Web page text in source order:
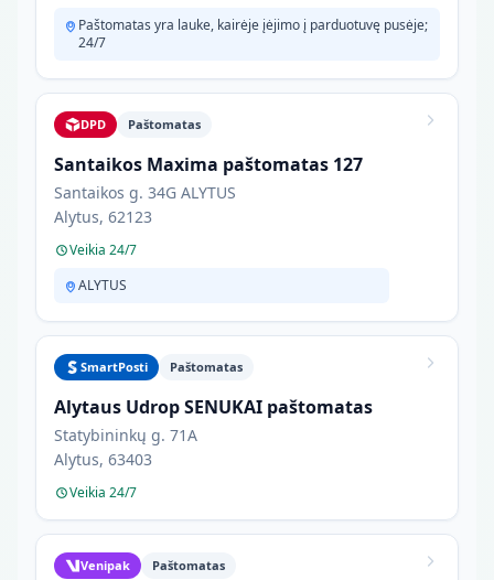
Paštomatas yra lauke, kairėje įėjimo į parduotuvę pusėje;
24/7
DPD Paštomatas
Santaikos Maxima paštomatas 127
Santaikos g. 34G ALYTUS
Alytus, 62123
Veikia 24/7
ALYTUS
SmartPosti Paštomatas
Alytaus Udrop SENUKAI paštomatas
Statybininkų g. 71A
Alytus, 63403
Veikia 24/7
Venipak Paštomatas